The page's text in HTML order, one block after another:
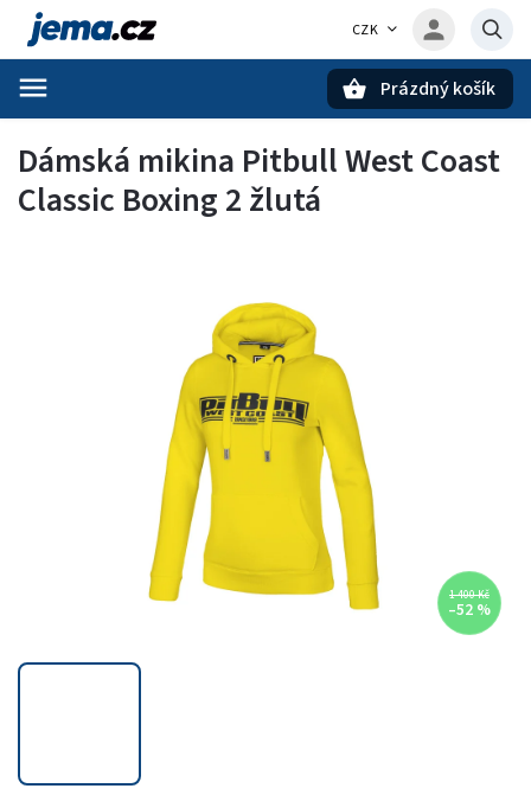
CZK
Prázdný košík
Dámská mikina Pitbull West Coast
Classic Boxing 2 žlutá
1 400 Kč
–52 %